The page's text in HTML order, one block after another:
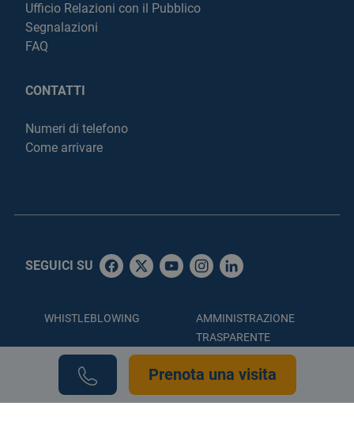
Ufficio Relazioni con il Pubblico
Segnalazioni
FAQ
CONTATTI
Numeri di telefono
Come arrivare
SEGUICI SU
WHISTLEBLOWING
AMMINISTRAZIONE
TRASPARENTE
ACCESSIBILITÀ
COOKIE POLICY
Prenota una visita